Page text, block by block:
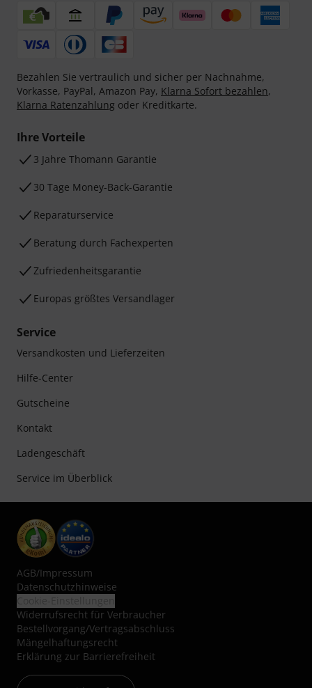
Bezahlen Sie vertraulich und sicher per Nachnahme,
Vorkasse, PayPal, Amazon Pay, Klarna Sofort bezahlen,
Klarna Ratenzahlung oder Kreditkarte.
Ihre Vorteile
3 Jahre Thomann Garantie
30 Tage Money-Back-Garantie
Reparaturservice
Beratung durch Fachexperten
Zufriedenheitsgarantie
Europas größtes Versandlager
Service
Versandkosten und Lieferzeiten
Hilfe-Center
Gutscheine
Kontakt
Ladengeschäft
Service im Überblick
AGB/Impressum
Datenschutzhinweise
Widerrufsrecht für Verbraucher
Bestellvorgang/Vertragsabschluss
Mängelhaftungsrecht
Erklärung zur Barrierefreiheit